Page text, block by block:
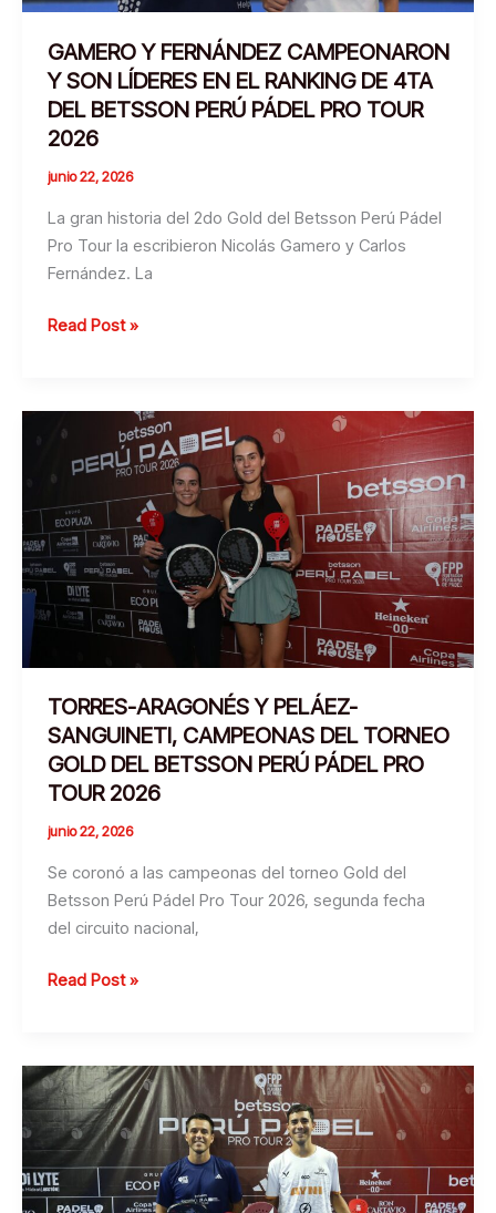
GAMERO Y FERNÁNDEZ CAMPEONARON
Y SON LÍDERES EN EL RANKING DE 4TA
DEL BETSSON PERÚ PÁDEL PRO TOUR
2026
junio 22, 2026
La gran historia del 2do Gold del Betsson Perú Pádel
Pro Tour la escribieron Nicolás Gamero y Carlos
Fernández. La
GAMERO
CAMPEONARON
SON
LÍDERES
EN
EL
RANKING
DE
PERÚ
PÁDEL
PRO
TOUR
2026
Read Post »
TORRES-ARAGONÉS Y PELÁEZ-
SANGUINETI, CAMPEONAS DEL TORNEO
GOLD DEL BETSSON PERÚ PÁDEL PRO
TOUR 2026
junio 22, 2026
Se coronó a las campeonas del torneo Gold del
Betsson Perú Pádel Pro Tour 2026, segunda fecha
del circuito nacional,
TORRES-
PELÁEZ-
SANGUINETI,
CAMPEONAS
DEL
TORNEO
GOLD
Read Post »